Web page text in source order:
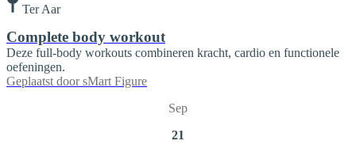
Ter Aar
Complete body workout
Deze full-body workouts combineren kracht, cardio en functionele
oefeningen.
Geplaatst door sMart Figure
Sep
21